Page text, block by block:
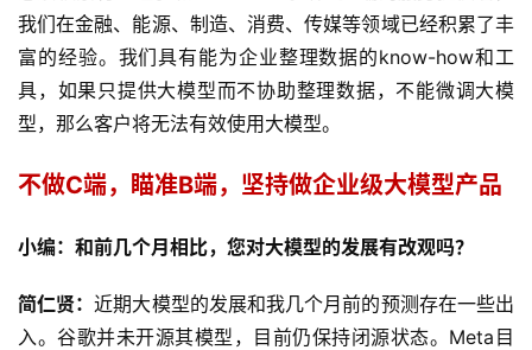
我们在金融、能源、制造、消费、传媒等领域已经积累了丰
富的经验。我们具有能为企业整理数据的know-how和工
具，如果只提供大模型而不协助整理数据，不能微调大模
型，那么客户将无法有效使用大模型。
不做C端，瞄准B端，坚持做企业级大模型产品
小编：和前几个月相比，您对大模型的发展有改观吗？
简仁贤：近期大模型的发展和我几个月前的预测存在一些出
入。谷歌并未开源其模型，目前仍保持闭源状态。Meta目